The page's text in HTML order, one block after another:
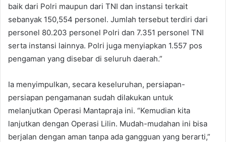
baik dari Polri maupun dari TNI dan instansi terkait
sebanyak 150,554 personel. Jumlah tersebut terdiri dari
personel 80.203 personel Polri dan 7.351 personel TNI
serta instansi lainnya. Polri juga menyiapkan 1.557 pos
pengaman yang disebar di seluruh daerah.”
Ia menyimpulkan, secara keseluruhan, persiapan-
persiapan pengamanan sudah dilakukan untuk
melanjutkan Operasi Mantapraja ini. “Kemudian kita
lanjutkan dengan Operasi Lilin. Mudah-mudahan ini bisa
berjalan dengan aman tanpa ada gangguan yang berarti,”